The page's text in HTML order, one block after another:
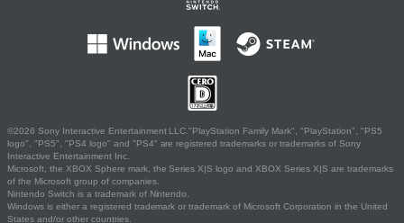
©2026 Sony Interactive Entertainment LLC."PlayStation Family Mark", "PlayStation", "PS5
logo", "PS5", "PS4 logo" and "PS4" are registered trademarks or trademarks of Sony
Interactive Entertainment Inc.
Microsoft, the XBOX Sphere mark, the Series X|S logo and XBOX Series X|S are trademarks
of the Microsoft group of companies.
Nintendo Switch is a trademark of Nintendo.
Windows is either a registered trademark or trademark of Microsoft Corporation in the United
States and/or other countries.